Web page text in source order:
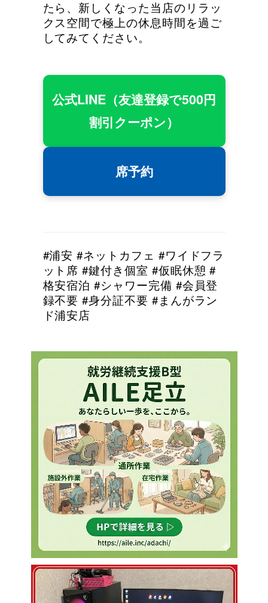
たら、新しくなった当店のリラッ
クス空間で極上の休息時間を過ご
してみてください。
公式LINE（友達登録で500円
割引クーポン）
席予約
#浦安 #ネットカフェ #ワイドフラ
ット席 #鍵付き個室 #仮眠休憩 #
格安宿泊 #シャワー完備 #会員登
録不要 #身分証不要 #まんがラン
ド浦安店